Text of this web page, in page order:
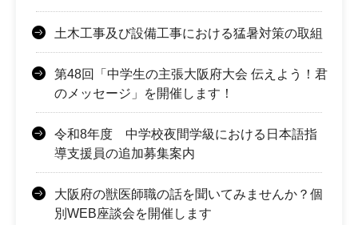
土木工事及び設備工事における猛暑対策の取組
第48回「中学生の主張大阪府大会 伝えよう！君
のメッセージ」を開催します！
令和8年度 中学校夜間学級における日本語指
導支援員の追加募集案内
大阪府の獣医師職の話を聞いてみませんか？個
別WEB座談会を開催します